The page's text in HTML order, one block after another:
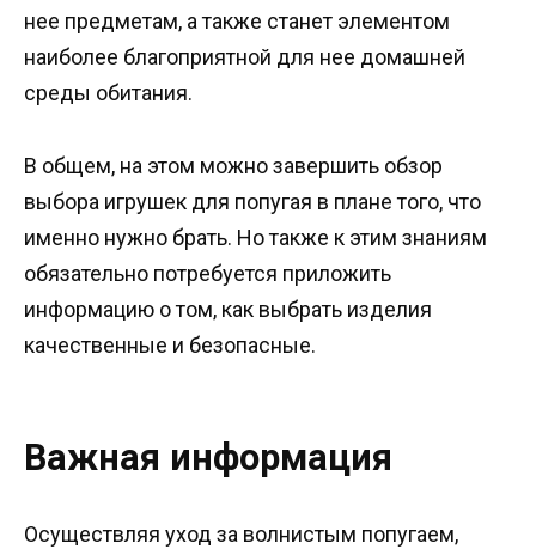
нее предметам, а также станет элементом
наиболее благоприятной для нее домашней
среды обитания.
В общем, на этом можно завершить обзор
выбора игрушек для попугая в плане того, что
именно нужно брать. Но также к этим знаниям
обязательно потребуется приложить
информацию о том, как выбрать изделия
качественные и безопасные.
Важная информация
Осуществляя уход за волнистым попугаем,